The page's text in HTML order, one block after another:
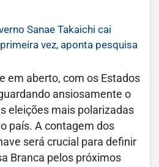
Sanae Takaichi cai
vez, aponta pesquisa
em aberto, com os Estados
ansiosamente o
eleições mais polarizadas
país. A contagem dos
será crucial para definir
Branca pelos próximos